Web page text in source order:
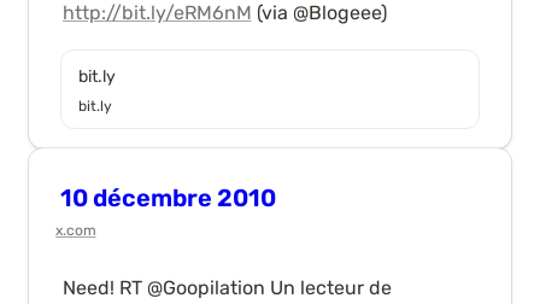
http://bit.ly/eRM6nM (via @Blogeee)
bit.ly
bit.ly
10 décembre 2010
x.com
Need! RT @Goopilation Un lecteur de